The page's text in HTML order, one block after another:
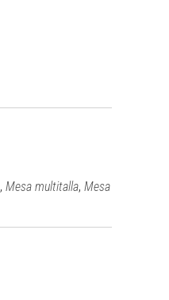
, Mesa multitalla, Mesa